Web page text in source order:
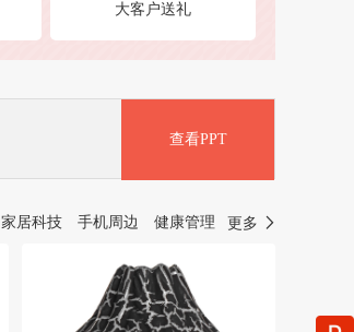
大客户送礼
查看PPT
家居科技 手机周边 健康管理 更多